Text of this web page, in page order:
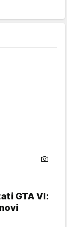
GTA VI: